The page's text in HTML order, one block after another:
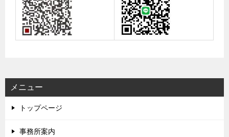
メニュー
トップページ
事務所案内